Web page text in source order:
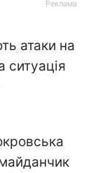
атаки на
ситуація